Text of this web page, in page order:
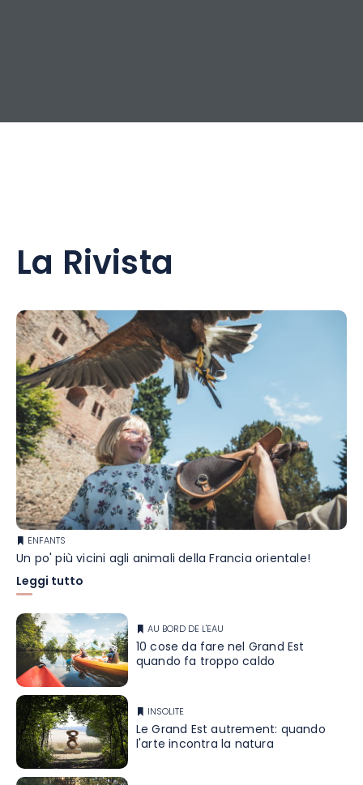
La Rivista
ENFANTS
Un po' più vicini agli animali della Francia orientale!
Leggi tutto
AU BORD DE L'EAU
10 cose da fare nel Grand Est
quando fa troppo caldo
INSOLITE
Le Grand Est autrement: quando
l'arte incontra la natura